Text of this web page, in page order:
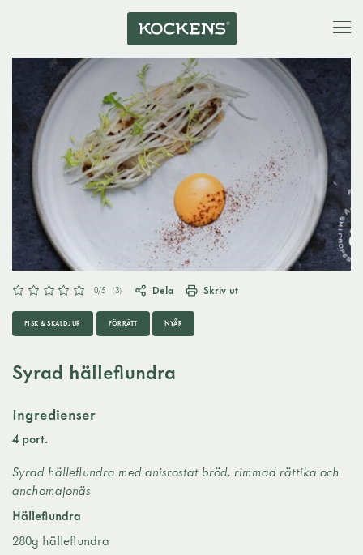
0/5 (3) Dela Skriv ut
FISK & SKALDJUR FÖRRÄTT NYÅR
Syrad hälleflundra
Ingredienser
4 port.
Syrad hälleflundra med anisrostat bröd, rimmad rättika och
anchomajonäs
Hälleflundra
280g hälleflundra